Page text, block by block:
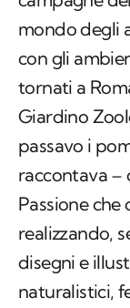
mondo degli
con gli
tornati a
Giardino
passavo i
raccontava –
Passione che
realizzando,
disegni e
naturalistici,